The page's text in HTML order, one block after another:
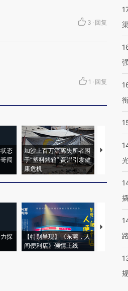
3 · 回复
1 · 回复
态
闯
加沙上百万流离失所者困
于“塑料烤箱” 高温引发健
康危机
马航飞行
粒摇头
探
【特别呈现】《东莞，人
间便利店》倾情上线
【推广】
会，让数